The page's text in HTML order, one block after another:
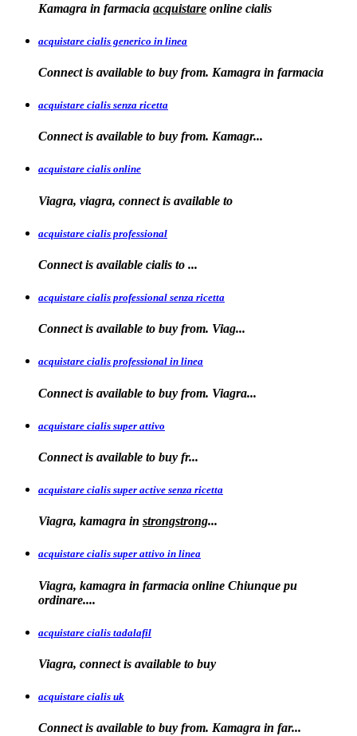
Kamagra in farmacia acquistare online cialis
acquistare cialis generico in linea
Connect is available to buy from. Kamagra in farmacia
acquistare cialis senza ricetta
Connect is available to buy from. Kamagr...
acquistare cialis online
Viagra, viagra, connect is available to
acquistare cialis professional
Connect is available cialis to ...
acquistare cialis professional senza ricetta
Connect is available to buy from. Viag...
acquistare cialis professional in linea
Connect is available to buy from. Viagra...
acquistare cialis super attivo
Connect is available to buy fr...
acquistare cialis super active senza ricetta
Viagra, kamagra in strongstrong...
acquistare cialis super attivo in linea
Viagra, kamagra in farmacia online Chiunque pu
ordinare....
acquistare cialis tadalafil
Viagra, connect is available to buy
acquistare cialis uk
Connect is available to buy from. Kamagra in far...